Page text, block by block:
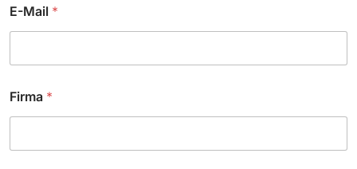
x
s
b
E-Mail *
Firma *